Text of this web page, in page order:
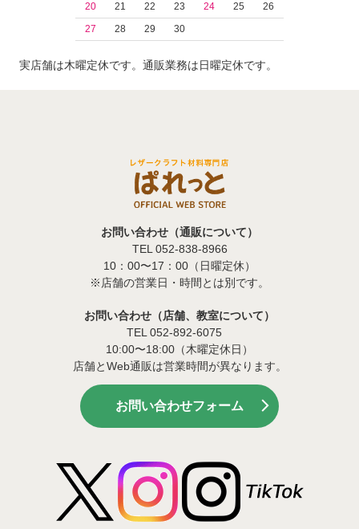
20
21 22 23 24 25
26
27
28 29 30
実店舗は木曜定休です。通販業務は日曜定休です。
お問い合わせ（通販について）
TEL 052-838-8966
10：00〜17：00（日曜定休）
※店舗の営業日・時間とは別です。
お問い合わせ（店舗、教室について）
TEL 052-892-6075
10:00〜18:00（木曜定休日）
店舗とWeb通販は営業時間が異なります。
お問い合わせフォーム